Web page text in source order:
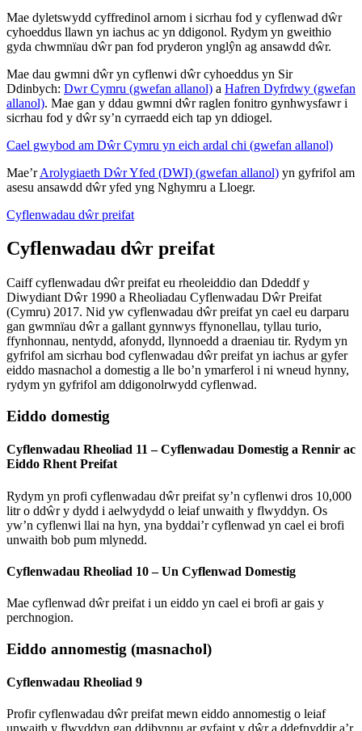
Mae dyletswydd cyffredinol arnom i sicrhau fod y cyflenwad dŵr
cyhoeddus llawn yn iachus ac yn ddigonol. Rydym yn gweithio
gyda chwmnïau dŵr pan fod pryderon ynglŷn ag ansawdd dŵr.
Mae dau gwmni dŵr yn cyflenwi dŵr cyhoeddus yn Sir
Ddinbych: Dwr Cymru (gwefan allanol) a Hafren Dyfrdwy (gwefan
allanol). Mae gan y ddau gwmni dŵr raglen fonitro gynhwysfawr i
sicrhau fod y dŵr sy’n cyrraedd eich tap yn ddiogel.
Cael gwybod am Dŵr Cymru yn eich ardal chi (gwefan allanol)
Mae’rArolygiaeth Dŵr Yfed (DWI) (gwefan allanol) yn gyfrifol am
asesu ansawdd dŵr yfed yng Nghymru a Lloegr.
Cyflenwadau dŵr preifat
Cyflenwadau dŵr preifat
Caiff cyflenwadau dŵr preifat eu rheoleiddio dan Ddeddf y
Diwydiant Dŵr 1990 a Rheoliadau Cyflenwadau Dŵr Preifat
(Cymru) 2017. Nid yw cyflenwadau dŵr preifat yn cael eu darparu
gan gwmnïau dŵr a gallant gynnwys ffynonellau, tyllau turio,
ffynhonnau, nentydd, afonydd, llynnoedd a draeniau tir. Rydym yn
gyfrifol am sicrhau bod cyflenwadau dŵr preifat yn iachus ar gyfer
eiddo masnachol a domestig a lle bo’n ymarferol i ni wneud hynny,
rydym yn gyfrifol am ddigonolrwydd cyflenwad.
Eiddo domestig
Cyflenwadau Rheoliad 11 – Cyflenwadau Domestig a Rennir ac
Eiddo Rhent Preifat
Rydym yn profi cyflenwadau dŵr preifat sy’n cyflenwi dros 10,000
litr o ddŵr y dydd i aelwydydd o leiaf unwaith y flwyddyn. Os
yw’n cyflenwi llai na hyn, yna byddai’r cyflenwad yn cael ei brofi
unwaith bob pum mlynedd.
Cyflenwadau Rheoliad 10 – Un Cyflenwad Domestig
Mae cyflenwad dŵr preifat i un eiddo yn cael ei brofi ar gais y
perchnogion.
Eiddo annomestig (masnachol)
Cyflenwadau Rheoliad 9
Profir cyflenwadau dŵr preifat mewn eiddo annomestig o leiaf